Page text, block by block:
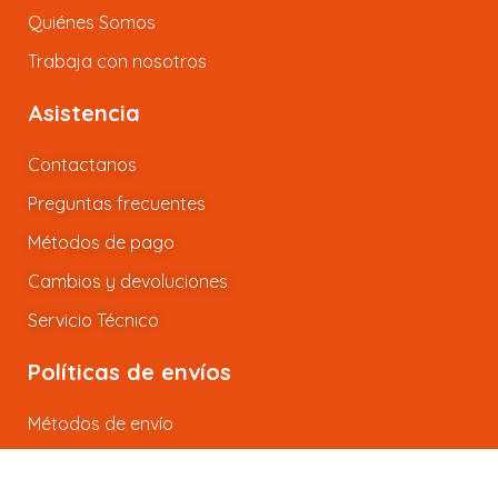
Quiénes Somos
Trabaja con nosotros
Asistencia
Contactanos
Preguntas frecuentes
Métodos de pago
Cambios y devoluciones
Servicio Técnico
Políticas de envíos
Métodos de envío